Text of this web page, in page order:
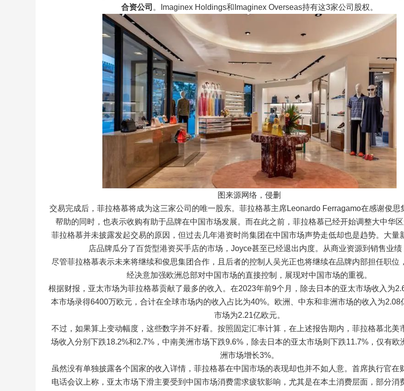
合资公司 。Imaginex Holdings和Imaginex Overseas持有这3家公司股权。
图来源网络，侵删
交易完成后，菲拉格慕将成为这三家公司的唯一股东。菲拉格慕主席Leonardo Ferragamo在感谢俊思
帮助的同时，也表示收购有助于品牌在中国市场发展。而在此之前，菲拉格慕已经开始调整大中华区
菲拉格慕并未披露发起交易的原因，但过去几年港资时尚集团在中国市场声势走低却也是趋势。大量
店品牌瓜分了百货型港资买手店的市场，Joyce甚至已经退出内度。从商业资源到销售业绩
尽管菲拉格慕表示未来将继续和俊思集团合作，且后者的控制人吴光正也将继续在品牌内部担任职位
经决意加强欧洲总部对中国市场的直接控制，展现对中国市场的重视。
根据财报，亚太市场为菲拉格慕贡献了最多的收入。在2023年前9个月，除去日本的亚太市场收入为
本市场录得6400万欧元，合计在全球市场内的收入占比为40%。欧洲、中东和非洲市场的收入为2.08
市场为2.21亿欧元。
不过，如果算上变动幅度，这些数字并不好看。按照固定汇率计算，在上述报告期内，菲拉格慕北美
场收入分别下跌18.2%和2.7%，中南美洲市场下跌9.6%，除去日本的亚太市场则下跌11.7%，仅有欧
洲市场增长3%。
虽然没有单独披露各个国家的收入详情，菲拉格慕在中国市场的表现却也并不如人意。首席执行官在
电话会议上称，亚太市场下滑主要受到中国市场消费需求疲软影响，尤其是在本土消费层面，部分消